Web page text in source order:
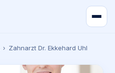
› Zahnarzt Dr. Ekkehard Uhl